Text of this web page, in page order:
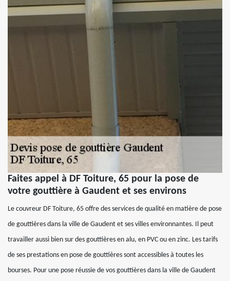
Faites appel à DF Toiture, 65 pour la pose de
votre gouttière à Gaudent et ses environs
Le couvreur DF Toiture, 65 offre des services de qualité en matière de pose
de gouttières dans la ville de Gaudent et ses villes environnantes. Il peut
travailler aussi bien sur des gouttières en alu, en PVC ou en zinc. Les tarifs
de ses prestations en pose de gouttières sont accessibles à toutes les
bourses. Pour une pose réussie de vos gouttières dans la ville de Gaudent